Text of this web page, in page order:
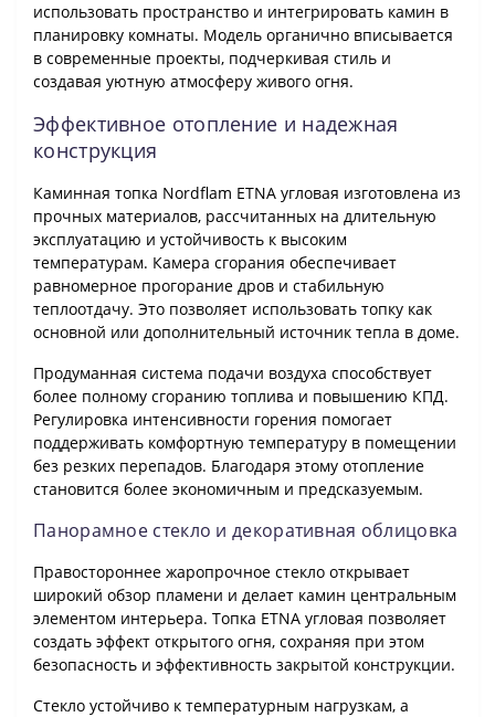
использовать пространство и интегрировать камин в
планировку комнаты. Модель органично вписывается
в современные проекты, подчеркивая стиль и
создавая уютную атмосферу живого огня.
Эффективное отопление и надежная
конструкция
Каминная топка Nordflam ETNA угловая изготовлена из
прочных материалов, рассчитанных на длительную
эксплуатацию и устойчивость к высоким
температурам. Камера сгорания обеспечивает
равномерное прогорание дров и стабильную
теплоотдачу. Это позволяет использовать топку как
основной или дополнительный источник тепла в доме.
Продуманная система подачи воздуха способствует
более полному сгоранию топлива и повышению КПД.
Регулировка интенсивности горения помогает
поддерживать комфортную температуру в помещении
без резких перепадов. Благодаря этому отопление
становится более экономичным и предсказуемым.
Панорамное стекло и декоративная облицовка
Правостороннее жаропрочное стекло открывает
широкий обзор пламени и делает камин центральным
элементом интерьера. Топка ETNA угловая позволяет
создать эффект открытого огня, сохраняя при этом
безопасность и эффективность закрытой конструкции.
Стекло устойчиво к температурным нагрузкам, а